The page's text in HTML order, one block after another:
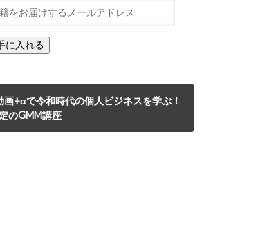
画+αで令和時代の個人ビジネスを学ぶ！
のGMM講座